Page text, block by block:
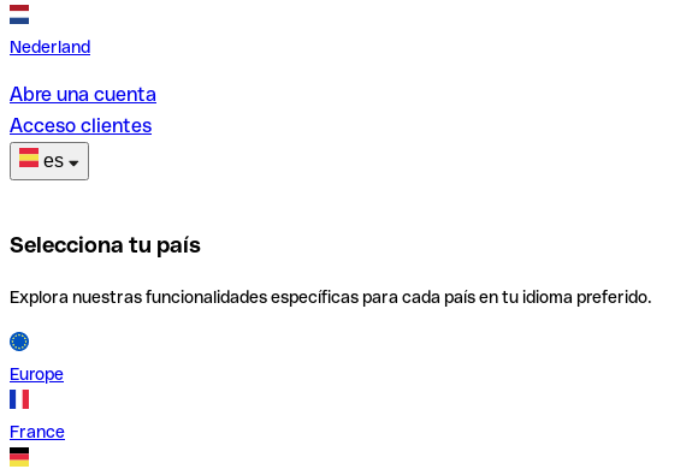
Nederland
Abre una cuenta
Acceso clientes
es
Selecciona tu país
Explora nuestras funcionalidades específicas para cada país en tu idioma preferido.
Europe
France